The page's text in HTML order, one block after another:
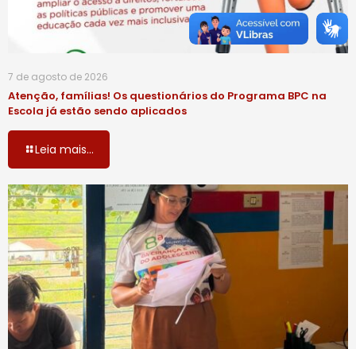
7 de agosto de 2026
Atenção, famílias! Os questionários do Programa BPC na
Escola já estão sendo aplicados
Leia mais...